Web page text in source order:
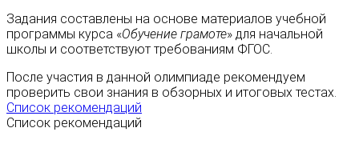
Задания составлены на основе материалов учебной
программы курса «Обучение грамоте» для начальной
школы и соответствуют требованиям ФГОС.
После участия в данной олимпиаде рекомендуем
проверить свои знания в обзорных и итоговых тестах.
Список рекомендаций
Список рекомендаций